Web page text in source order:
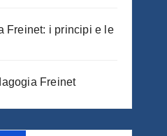
Freinet: i principi e le
Freinet